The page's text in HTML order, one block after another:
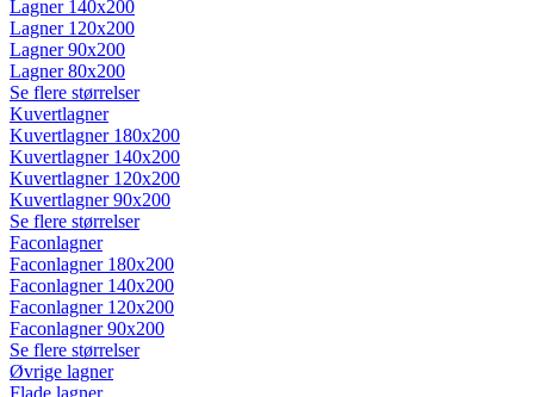
Lagner 140x200
Lagner 120x200
Lagner 90x200
Lagner 80x200
Se flere størrelser
Kuvertlagner
Kuvertlagner 180x200
Kuvertlagner 140x200
Kuvertlagner 120x200
Kuvertlagner 90x200
Se flere størrelser
Faconlagner
Faconlagner 180x200
Faconlagner 140x200
Faconlagner 120x200
Faconlagner 90x200
Se flere størrelser
Øvrige lagner
Flade lagner